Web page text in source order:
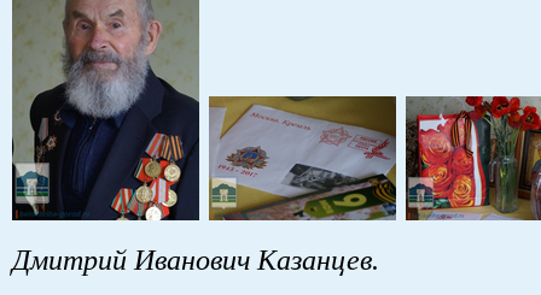
Дмитрий Иванович Казанцев.